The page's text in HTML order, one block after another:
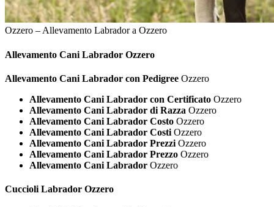
Ozzero – Allevamento Labrador a Ozzero
Allevamento Cani Labrador Ozzero
Allevamento Cani Labrador con Pedigree Ozzero
Allevamento Cani Labrador con Certificato Ozzero
Allevamento Cani Labrador di Razza Ozzero
Allevamento Cani Labrador Costo Ozzero
Allevamento Cani Labrador Costi Ozzero
Allevamento Cani Labrador Prezzi Ozzero
Allevamento Cani Labrador Prezzo Ozzero
Allevamento Cani Labrador Ozzero
Cuccioli Labrador Ozzero